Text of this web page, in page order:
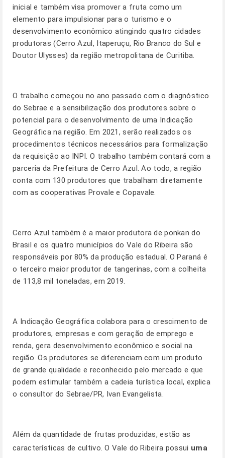
inicial e também visa promover a fruta como um
elemento para impulsionar para o turismo e o
desenvolvimento econômico atingindo quatro cidades
produtoras (Cerro Azul, Itaperuçu, Rio Branco do Sul e
Doutor Ulysses) da região metropolitana de Curitiba.
O trabalho começou no ano passado com o diagnóstico
do Sebrae e a sensibilização dos produtores sobre o
potencial para o desenvolvimento de uma Indicação
Geográfica na região. Em 2021, serão realizados os
procedimentos técnicos necessários para formalização
da requisição ao INPI. O trabalho também contará com a
parceria da Prefeitura de Cerro Azul. Ao todo, a região
conta com 130 produtores que trabalham diretamente
com as cooperativas Provale e Copavale.
Cerro Azul também é a maior produtora de ponkan do
Brasil e os quatro municípios do Vale do Ribeira são
responsáveis por 80% da produção estadual. O Paraná é
o terceiro maior produtor de tangerinas, com a colheita
de 113,8 mil toneladas, em 2019.
A Indicação Geográfica colabora para o crescimento de
produtores, empresas e com geração de emprego e
renda, gera desenvolvimento econômico e social na
região. Os produtores se diferenciam com um produto
de grande qualidade e reconhecido pelo mercado e que
podem estimular também a cadeia turística local, explica
o consultor do Sebrae/PR, Ivan Evangelista.
Além da quantidade de frutas produzidas, estão as
características de cultivo. O Vale do Ribeira possui uma